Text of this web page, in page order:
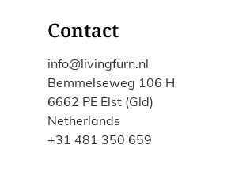
Contact
info@livingfurn.nl
Bemmelseweg 106 H
6662 PE Elst (Gld)
Netherlands
+31 481 350 659